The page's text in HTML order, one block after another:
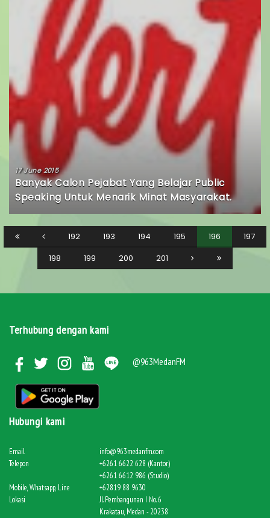
17 June 2015
Banyak Calon Pejabat Yang Belajar Public
Speaking Untuk Menarik Minat Masyarakat.
192 193 194 195 196
197
198
199 200 201
Terhubung dengan kami
@963MedanFM
Hubungi kami
Email
info@963medanfm.com
Telepon
+6261 6622 628 (Kantor)
+6261 6612 986 (Studio)
Mobile, Whatsapp, Line
+62819 88 9630
Lokasi
Jl. Pembangunan I No. 6
Krakatau, Medan - 20238